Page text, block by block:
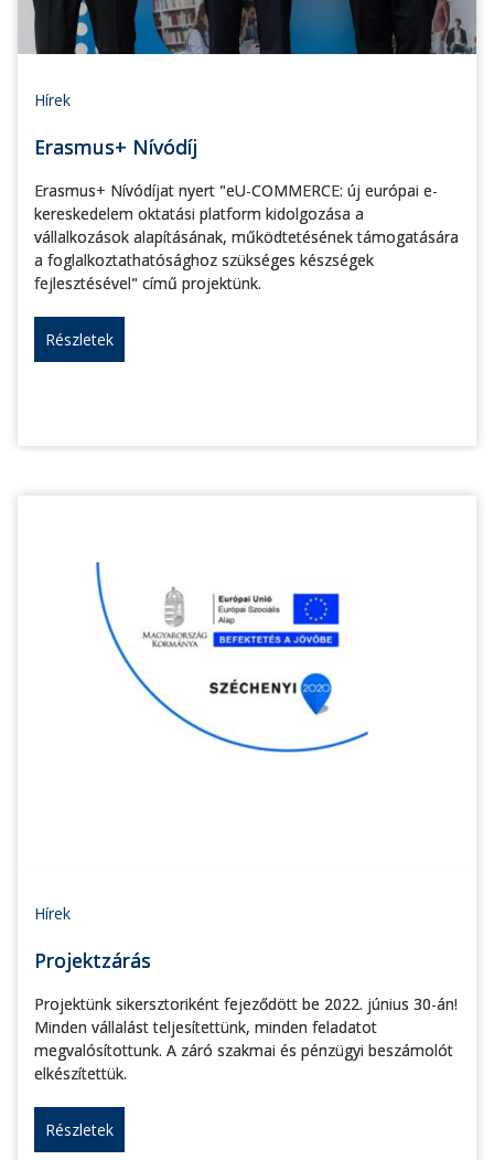
Hírek
Erasmus+ Nívódíj
Erasmus+ Nívódíjat nyert "eU-COMMERCE: új európai e-
kereskedelem oktatási platform kidolgozása a
vállalkozások alapításának, működtetésének támogatására
a foglalkoztathatósághoz szükséges készségek
fejlesztésével" című projektünk.
Részletek
Hírek
Projektzárás
Projektünk sikersztoriként fejeződött be 2022. június 30-án!
Minden vállalást teljesítettünk, minden feladatot
megvalósítottunk. A záró szakmai és pénzügyi beszámolót
elkészítettük.
Részletek